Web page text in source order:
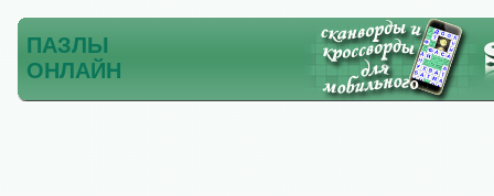
ПАЗЛЫ
ОНЛАЙН